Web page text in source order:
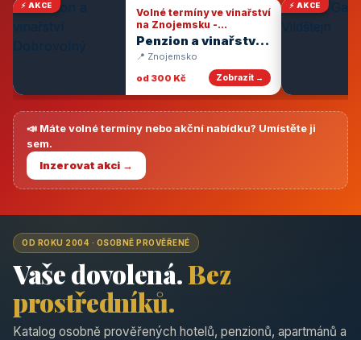
⚡ AKCE
Volné termíny ve vinařství
na Znojemsku -
degustace vín
Penzion a vinařství
Dobrovolný
📍 Znojemsko
od 300 Kč
Zobrazit →
⚡ AKCE
📣 Máte volné termíny nebo akční nabídku? Umístěte ji
sem.
Inzerovat akci →
OD ROKU 2004 · OSOBNĚ PROVĚŘENÉ
Vaše dovolená.Bez
prostředníků.
Katalog osobně prověřených hotelů, penzionů, apartmánů a